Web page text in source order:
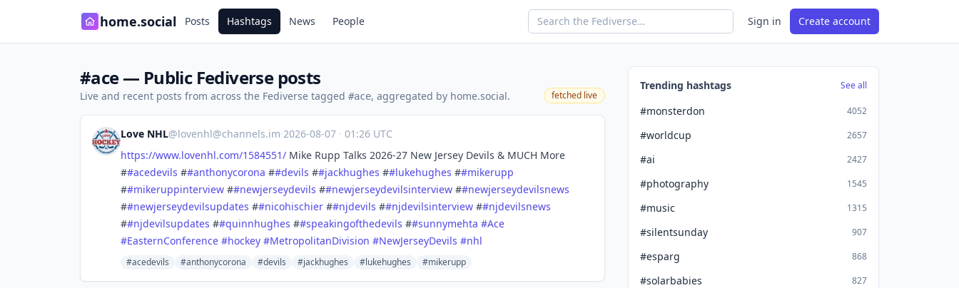
home.social Posts Hashtags News People Sign in Create account
#ace — Public Fediverse posts
Live and recent posts from across the Fediverse tagged #ace, aggregated by home.social. fetched live
Love NHL@lovenhl@channels.im·2026-08-07 · 01:26 UTC
https://www.lovenhl.com/1584551/ Mike Rupp Talks 2026-27 New Jersey Devils & MUCH More
##acedevils ##anthonycorona ##devils ##jackhughes ##lukehughes ##mikerupp
##mikeruppinterview ##newjerseydevils ##newjerseydevilsinterview ##newjerseydevilsnews
##newjerseydevilsupdates ##nicohischier ##njdevils ##njdevilsinterview ##njdevilsnews
##njdevilsupdates ##quinnhughes ##speakingofthedevils ##sunnymehta #Ace
#EasternConference #hockey #MetropolitanDivision #NewJerseyDevils #nhl
#acedevils #anthonycorona #devils #jackhughes #lukehughes #mikerupp
Trending hashtags See all
#monsterdon 4052
#worldcup 2657
#ai 2427
#photography 1545
#music 1315
#silentsunday 907
#esparg 868
#solarbabies 827